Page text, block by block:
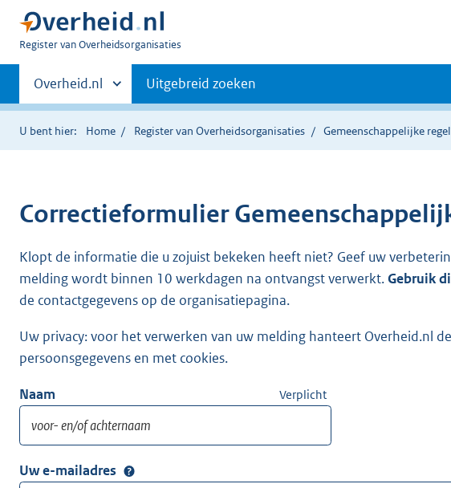
U
Register van Overheidsorganisaties
Primaire
navigatie
Andere
sites
binnen
Overheid.nl Uitgebreid zoeken
U bent hier: Home Register van Overheidsorganisaties Gemeenschappelijke
Correctieformulier
Klopt de informatie die u zojuist bekeken heeft niet? Geef uw
melding wordt binnen 10 werkdagen na ontvangst verwerkt.Gebruik
de contactgegevens op de organisatiepagina.
Uw privacy: voor het verwerken van uw melding hanteert Overheid.nl
persoonsgegevens en met cookies.
Naam Verplicht
Uw e-mailadres